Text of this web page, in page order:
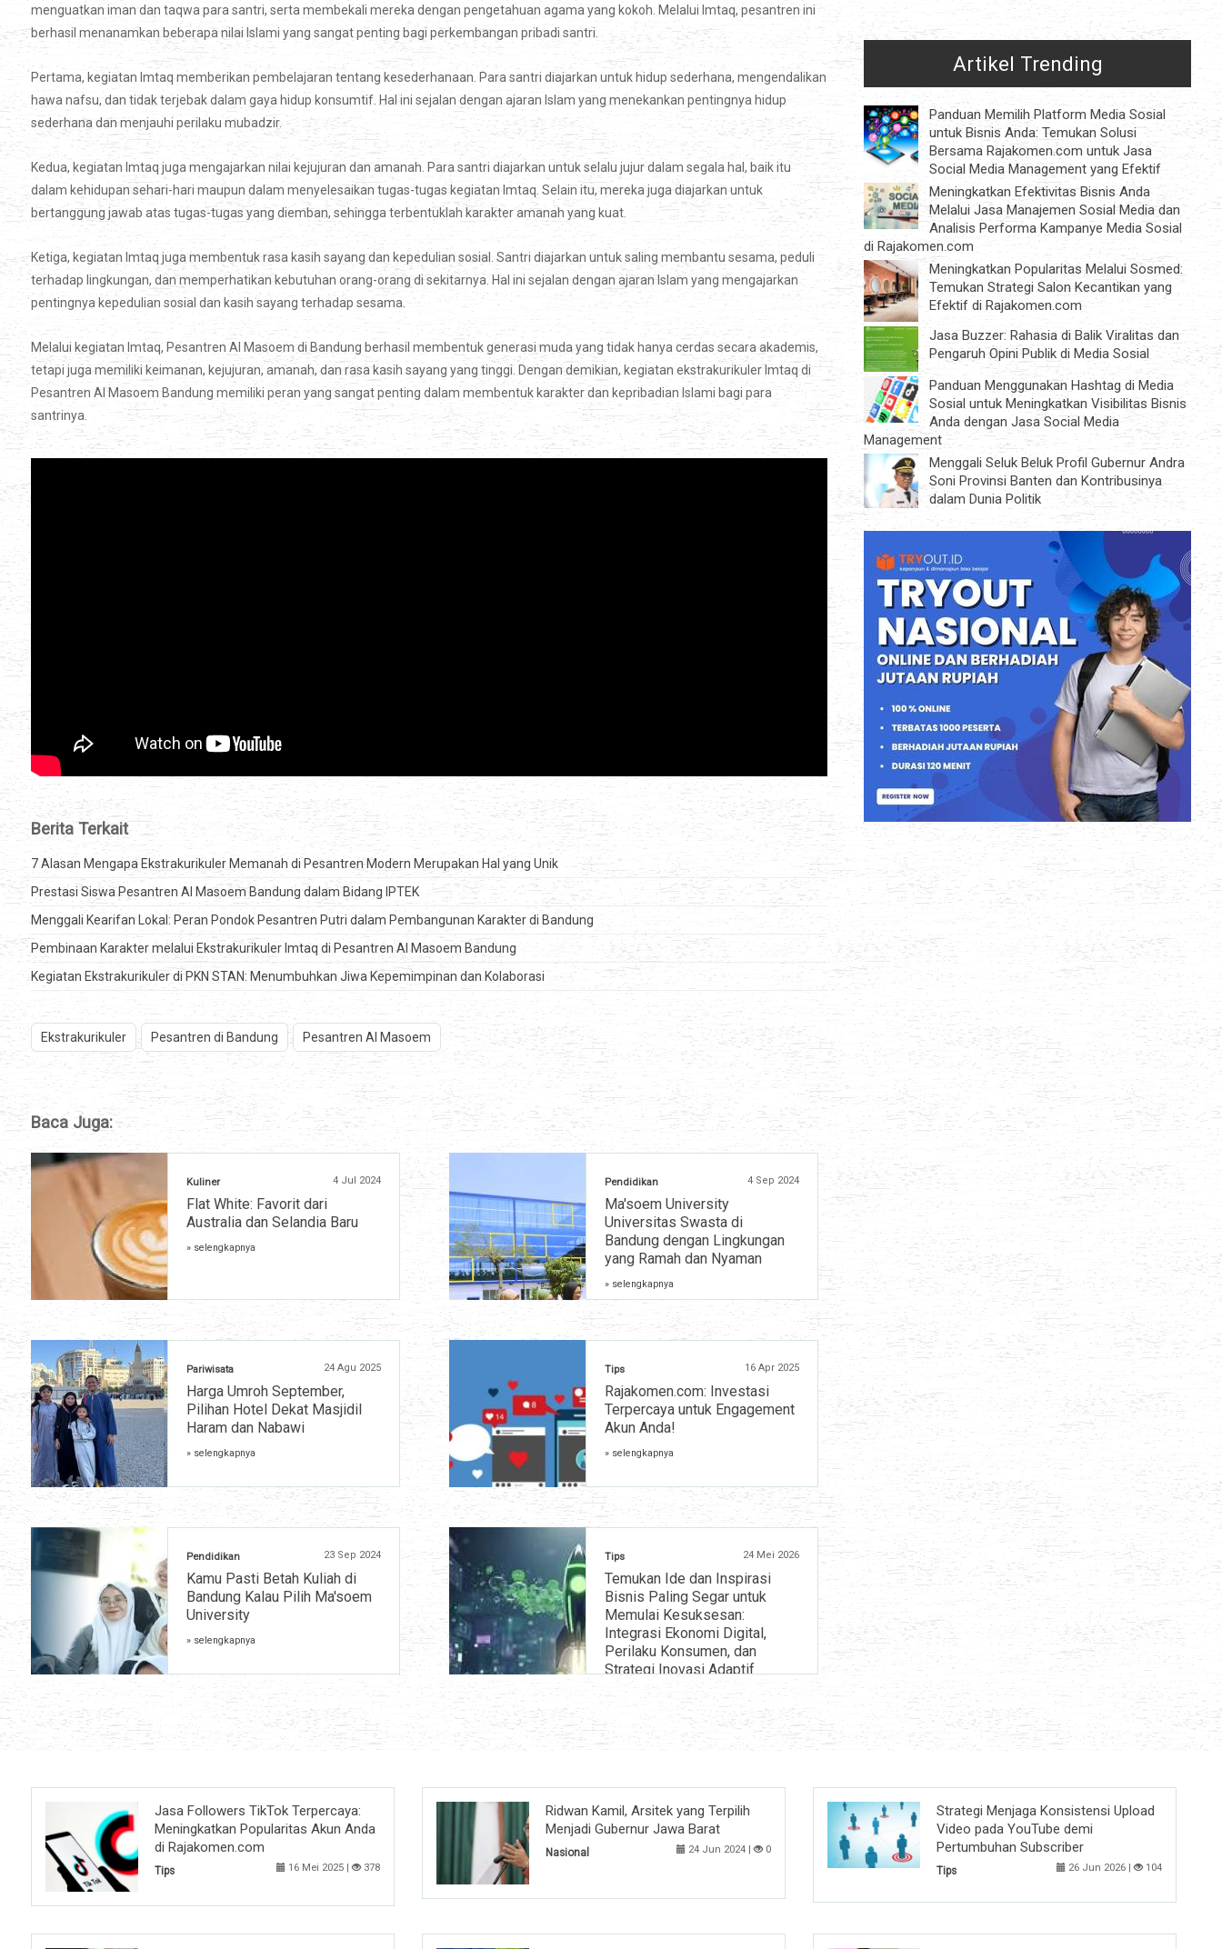
menguatkan iman dan taqwa para santri, serta membekali mereka dengan pengetahuan agama yang kokoh. Melalui Imtaq, pesantren ini
berhasil menanamkan beberapa nilai Islami yang sangat penting bagi perkembangan pribadi santri.
Pertama, kegiatan Imtaq memberikan pembelajaran tentang kesederhanaan. Para santri diajarkan untuk hidup sederhana, mengendalikan
hawa nafsu, dan tidak terjebak dalam gaya hidup konsumtif. Hal ini sejalan dengan ajaran Islam yang menekankan pentingnya hidup
sederhana dan menjauhi perilaku mubadzir.
Kedua, kegiatan Imtaq juga mengajarkan nilai kejujuran dan amanah. Para santri diajarkan untuk selalu jujur dalam segala hal, baik itu
dalam kehidupan sehari-hari maupun dalam menyelesaikan tugas-tugas kegiatan Imtaq. Selain itu, mereka juga diajarkan untuk
bertanggung jawab atas tugas-tugas yang diemban, sehingga terbentuklah karakter amanah yang kuat.
Ketiga, kegiatan Imtaq juga membentuk rasa kasih sayang dan kepedulian sosial. Santri diajarkan untuk saling membantu sesama, peduli
terhadap lingkungan, dan memperhatikan kebutuhan orang-orang di sekitarnya. Hal ini sejalan dengan ajaran Islam yang mengajarkan
pentingnya kepedulian sosial dan kasih sayang terhadap sesama.
Melalui kegiatan Imtaq, Pesantren Al Masoem di Bandung berhasil membentuk generasi muda yang tidak hanya cerdas secara akademis,
tetapi juga memiliki keimanan, kejujuran, amanah, dan rasa kasih sayang yang tinggi. Dengan demikian, kegiatan ekstrakurikuler Imtaq di
Pesantren Al Masoem Bandung memiliki peran yang sangat penting dalam membentuk karakter dan kepribadian Islami bagi para
santrinya.
Berita Terkait
7 Alasan Mengapa Ekstrakurikuler Memanah di Pesantren Modern Merupakan Hal yang Unik
Prestasi Siswa Pesantren Al Masoem Bandung dalam Bidang IPTEK
Menggali Kearifan Lokal: Peran Pondok Pesantren Putri dalam Pembangunan Karakter di Bandung
Pembinaan Karakter melalui Ekstrakurikuler Imtaq di Pesantren Al Masoem Bandung
Kegiatan Ekstrakurikuler di PKN STAN: Menumbuhkan Jiwa Kepemimpinan dan Kolaborasi
Ekstrakurikuler Pesantren di Bandung Pesantren Al Masoem
Baca Juga:
Kuliner 4 Jul 2024
Flat White: Favorit dari
Australia dan Selandia Baru
» selengkapnya
Pendidikan 4 Sep 2024
Ma'soem University
Universitas Swasta di
Bandung dengan Lingkungan
yang Ramah dan Nyaman
» selengkapnya
Pariwisata 24 Agu 2025
Harga Umroh September,
Pilihan Hotel Dekat Masjidil
Haram dan Nabawi
» selengkapnya
Tips 16 Apr 2025
Rajakomen.com: Investasi
Terpercaya untuk Engagement
Akun Anda!
» selengkapnya
Pendidikan 23 Sep 2024
Kamu Pasti Betah Kuliah di
Bandung Kalau Pilih Ma'soem
University
» selengkapnya
Tips 24 Mei 2026
Temukan Ide dan Inspirasi
Bisnis Paling Segar untuk
Memulai Kesuksesan:
Integrasi Ekonomi Digital,
Perilaku Konsumen, dan
Strategi Inovasi Adaptif
Artikel Trending
Panduan Memilih Platform Media Sosial
untuk Bisnis Anda: Temukan Solusi
Bersama Rajakomen.com untuk Jasa
Social Media Management yang Efektif
Meningkatkan Efektivitas Bisnis Anda
Melalui Jasa Manajemen Sosial Media dan
Analisis Performa Kampanye Media Sosial
di Rajakomen.com
Meningkatkan Popularitas Melalui Sosmed:
Temukan Strategi Salon Kecantikan yang
Efektif di Rajakomen.com
Jasa Buzzer: Rahasia di Balik Viralitas dan
Pengaruh Opini Publik di Media Sosial
Panduan Menggunakan Hashtag di Media
Sosial untuk Meningkatkan Visibilitas Bisnis
Anda dengan Jasa Social Media
Management
Menggali Seluk Beluk Profil Gubernur Andra
Soni Provinsi Banten dan Kontribusinya
dalam Dunia Politik
Jasa Followers TikTok Terpercaya:
Meningkatkan Popularitas Akun Anda
di Rajakomen.com
Tips 16 Mei 2025 | 378
Ridwan Kamil, Arsitek yang Terpilih
Menjadi Gubernur Jawa Barat
Nasional 24 Jun 2024 | 0
Strategi Menjaga Konsistensi Upload
Video pada YouTube demi
Pertumbuhan Subscriber
Tips 26 Jun 2026 | 104